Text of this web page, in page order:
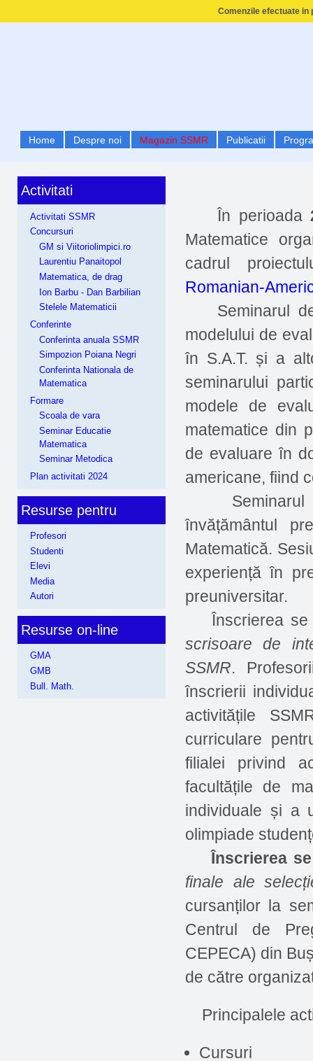
Comenzile efectuate in
Home Despre noi Magazin SSMR Publicatii
În perioada
Matematice
cadrul
Romanian-
Seminarul
modelului de
în S.A.T. și a
seminarului
modele de
matematice din
de evaluare în
americane, fiind
Seminarul
învățământul
Matematică.
experiență în
preuniversitar.
Înscrierea se
scrisoare de
SSMR.
înscrierii
activitățile
curriculare
filialei privind
facultățile de
individuale și a
olimpiade
Înscrierea
finale ale
cursanților la
Centrul de
CEPECA) din
de către
Principalele
Cursuri
Activitati
Activitati SSMR
Concursuri
GM si Viitoriolimpici.ro
Laurentiu Panaitopol
Matematica, de drag
Ion Barbu - Dan Barbilian
Stelele Matematicii
Conferinte
Conferinta anuala SSMR
Simpozion Poiana Negri
Conferinta Nationala de
Matematica
Formare
Scoala de vara
Seminar Educatie
Matematica
Seminar Metodica
Plan activitati 2024
Resurse pentru
Profesori
Studenti
Elevi
Media
Autori
Resurse on-line
GMA
GMB
Bull. Math.